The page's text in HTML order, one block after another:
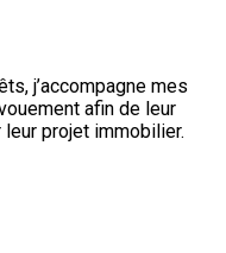
j’accompagne mes
afin de leur
projet immobilier.